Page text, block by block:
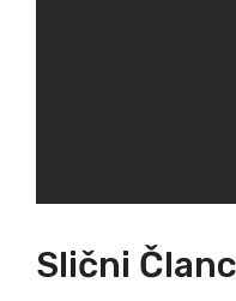
Slični